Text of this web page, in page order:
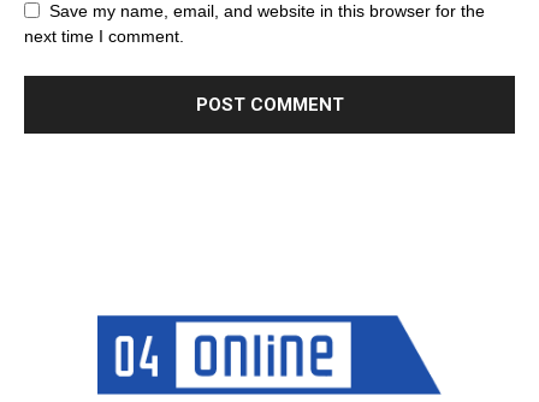
Save my name, email, and website in this browser for the
next time I comment.